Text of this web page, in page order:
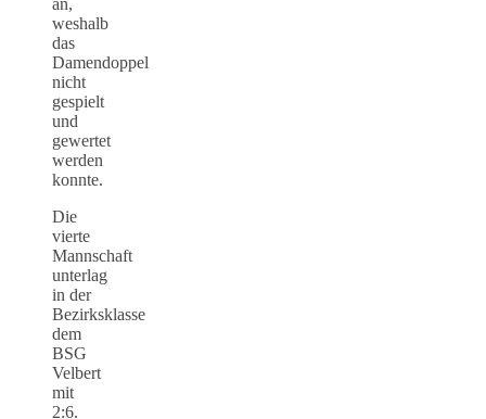
weshalb
das
Damendoppel
nicht
gespielt
und
gewertet
werden
konnte.
Die
vierte
Mannschaft
unterlag
in der
Bezirksklasse
dem
BSG
Velbert
mit
2:6.